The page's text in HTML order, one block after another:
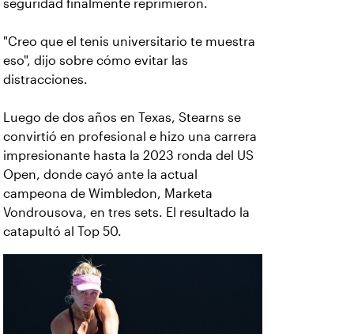
seguridad finalmente reprimieron.
"Creo que el tenis universitario te muestra
eso", dijo sobre cómo evitar las
distracciones.
Luego de dos años en Texas, Stearns se
convirtió en profesional e hizo una carrera
impresionante hasta la 2023 ronda del US
Open, donde cayó ante la actual
campeona de Wimbledon, Marketa
Vondrousova, en tres sets. El resultado la
catapultó al Top 50.